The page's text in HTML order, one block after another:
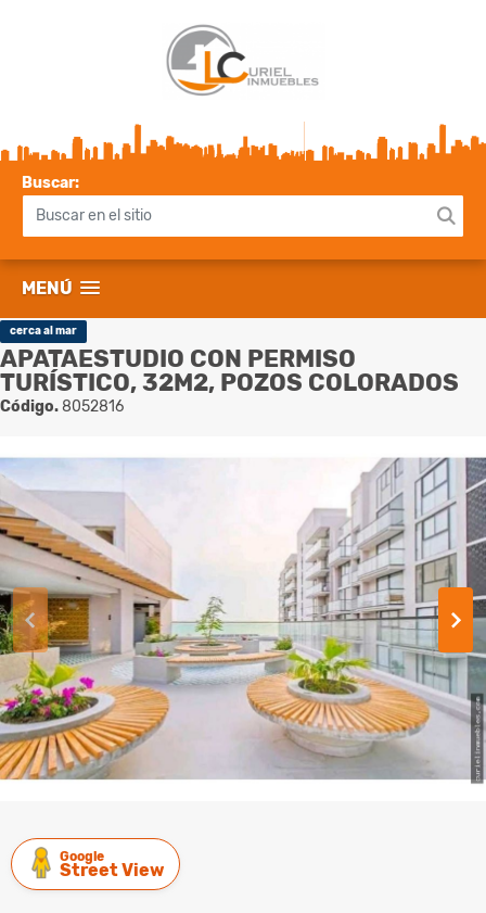
Buscar:
MENÚ
cerca al mar
APATAESTUDIO CON PERMISO
TURÍSTICO, 32M2, POZOS COLORADOS
Código.8052816
Google
Street View